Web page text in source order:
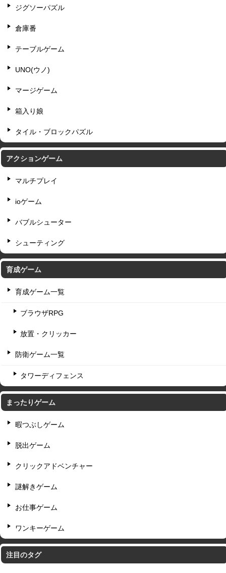
ジグソーパズル
倉庫番
テーブルゲーム
UNO(ウノ)
マージゲーム
箱入り娘
タイル・ブロックパズル
アクションゲーム
マルチプレイ
ioゲーム
バブルシューター
シューティング
育成ゲーム
育成ゲーム一覧
ブラウザRPG
放置・クリッカー
防衛ゲーム一覧
タワーディフェンス
まったりゲーム
暇つぶしゲーム
脱出ゲーム
クリックアドベンチャー
謎解きゲーム
お仕事ゲーム
ワンキーゲーム
注目のタグ